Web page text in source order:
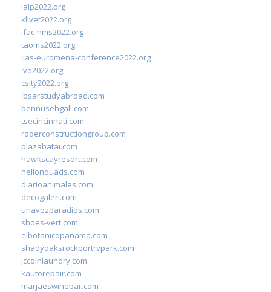
ialp2022.org
klivet2022.org
ifac-hms2022.org
taoms2022.org
iias-euromena-conference2022.org
ivd2022.org
csity2022.org
ibsarstudyabroad.com
bennusehgall.com
tsecincinnati.com
roderconstructiongroup.com
plazabatai.com
hawkscayresort.com
hellonquads.com
diarioanimales.com
decogaleri.com
unavozparadios.com
shoes-vert.com
elbotanicopanama.com
shadyoaksrockportrvpark.com
jccoinlaundry.com
kautorepair.com
marjaeswinebar.com